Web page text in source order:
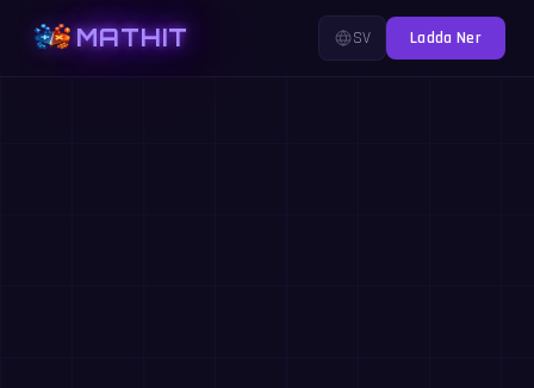
MATHIT SV Ladda Ner